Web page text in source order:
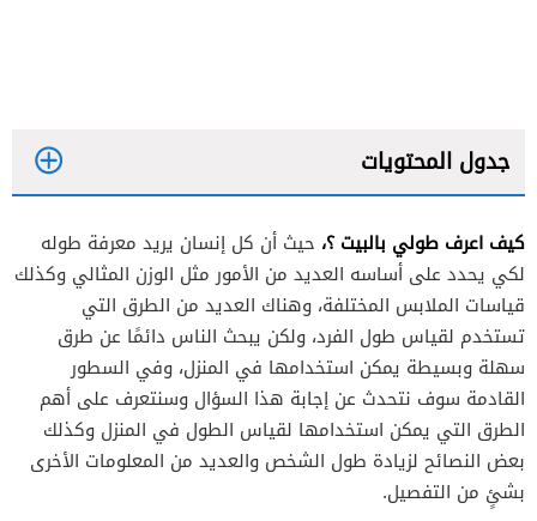
جدول المحتويات
كيف اعرف طولي بالبيت ؟، حيث أن كل إنسان يريد معرفة طوله
لكي يحدد على أساسه العديد من الأمور مثل الوزن المثالي وكذلك
قياسات الملابس المختلفة، وهناك العديد من الطرق التي
تستخدم لقياس طول الفرد، ولكن يبحث الناس دائمًا عن طرق
سهلة وبسيطة يمكن استخدامها في المنزل، وفي السطور
القادمة سوف نتحدث عن إجابة هذا السؤال وسنتعرف على أهم
الطرق التي يمكن استخدامها لقياس الطول في المنزل وكذلك
بعض النصائح لزيادة طول الشخص والعديد من المعلومات الأخرى
بشئٍ من التفصيل.